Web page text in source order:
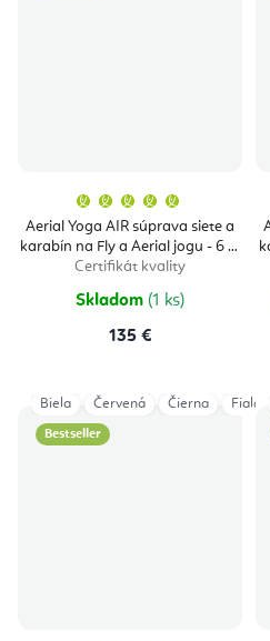
Aerial Yoga AIR súprava siete a
karabín na Fly a Aerial jogu - 6 m
Certifikát kvality
produktu
je
5,0
z
Skladom (1 ks)
135 €
Bestseller
Biela Červená Čierna Fialová